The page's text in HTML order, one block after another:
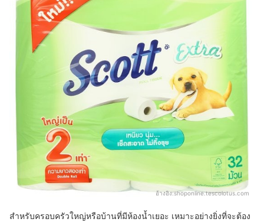
อ้างอิง:shoponline.tescolotus.com
สำหรับครอบครัวใหญ่หรือบ้านที่มีห้องน้ำเยอะ เหมาะอย่างยิ่งที่จะต้อง